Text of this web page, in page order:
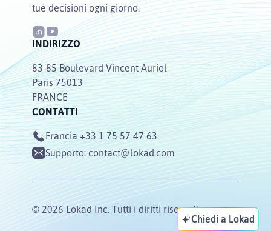
tue decisioni ogni giorno.
INDIRIZZO
83-85 Boulevard Vincent Auriol
Paris 75013
FRANCE
CONTATTI
Francia +33 1 75 57 47 63
Supporto:contact@lokad.com
© 2026 Lokad Inc. Tutti i diritti riservati.
Chiedi a Lokad